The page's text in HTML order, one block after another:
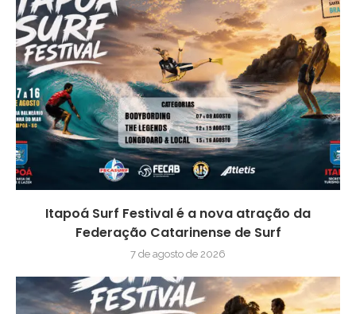
Itapoá Surf Festival é a nova atração da
Federação Catarinense de Surf
7 de agosto de 2026